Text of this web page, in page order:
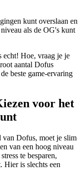
kunt overslaan en
als de OG's kunt
echt! Hoe, vraag je je
aantal Dofus
beste game-ervaring
voor het
van Dofus, moet je slim
van een hoog niveau
te besparen,
Hier is slechts een